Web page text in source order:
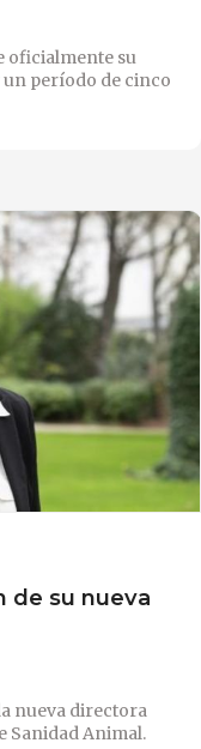
oficialmente su
período de cinco
de su nueva
nueva directora
Sanidad Animal.